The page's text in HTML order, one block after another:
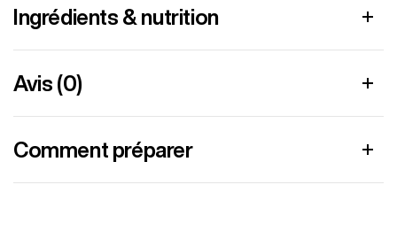
Ingrédients & nutrition
Avis (0)
Comment préparer